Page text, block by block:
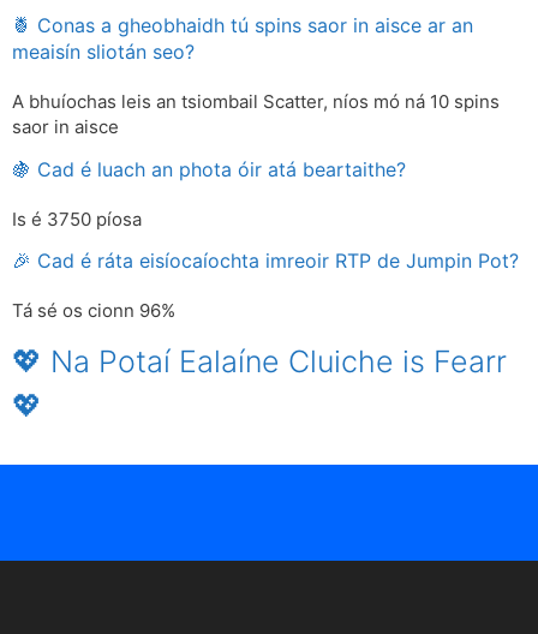
🍍 Conas a gheobhaidh tú spins saor in aisce ar an
meaisín sliotán seo?
A bhuíochas leis an tsiombail Scatter, níos mó ná 10 spins
saor in aisce
🍇 Cad é luach an phota óir atá beartaithe?
Is é 3750 píosa
🎉 Cad é ráta eisíocaíochta imreoir RTP de Jumpin Pot?
Tá sé os cionn 96%
💖 Na Potaí Ealaíne Cluiche is Fearr
💖